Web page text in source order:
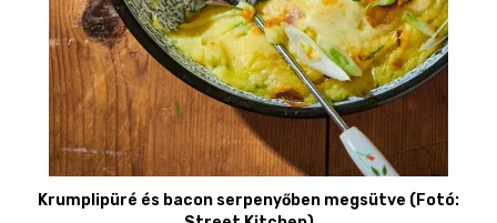
Krumplipüré és bacon serpenyőben megsütve (Fotó: